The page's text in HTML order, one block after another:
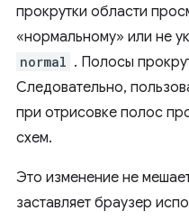
прокрутки области
«нормальному» или не
normal . Полосы
Следовательно,
при отрисовке полос
схем.
Это изменение не
заставляет браузер